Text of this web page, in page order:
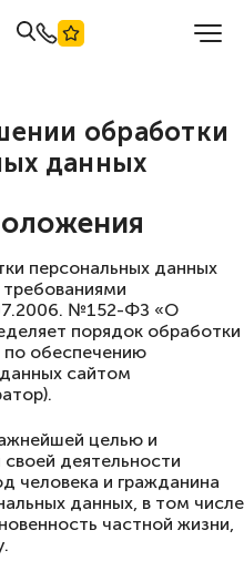
обработки
данных
персональных данных
требованиями
№152-ФЗ «О
порядок обработки
по обеспечению
сайтом
целью и
деятельности
человека и гражданина
данных, в том числе
частной жизни,